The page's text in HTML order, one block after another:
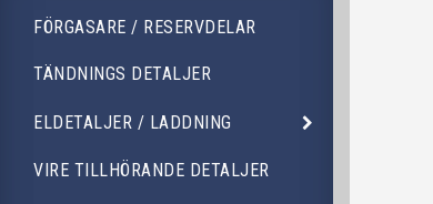
FÖRGASARE / RESERVDELAR
TÄNDNINGS DETALJER
ELDETALJER / LADDNING
VIRE TILLHÖRANDE DETALJER